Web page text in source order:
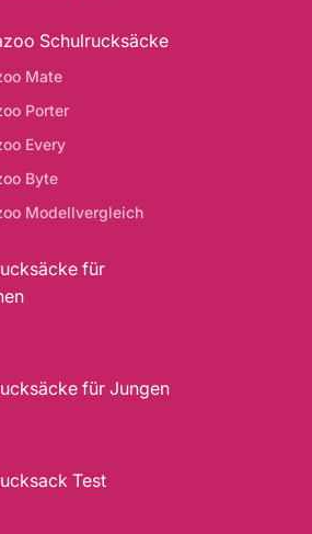
Schulrucksäcke
Mate
Porter
Every
Byte
Modellvergleich
für
für Jungen
Test